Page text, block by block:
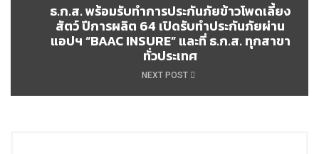
ธ.ก.ส. พร้อมรับทำการประกันภัยข้าวโพดเลี้ยง
สัตว์ ปีการผลิต 64 เปิดรับทำประกันภัยผ่าน
แอปฯ “BAAC INSURE” และที่ ธ.ก.ส. ทุกสาขา
ทั่วประเทศ
NEXT POST